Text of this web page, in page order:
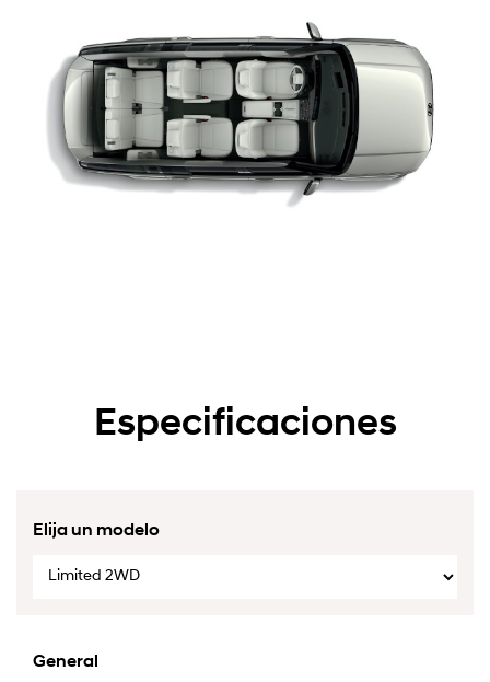
Especificaciones
Elija un modelo
General